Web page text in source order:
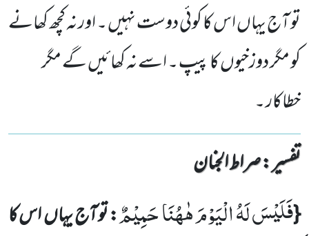
تو آج یہاں اس کا کوئی دوست نہیں ۔ اور نہ کچھ کھانے
کو مگر دوزخیوں کا پیپ ۔ اسے نہ کھائیں گے مگر
خطاکار ۔
تفسیر : ‎صراط الجنان
{فَلَیْسَ لَهُ الْیَوْمَ هٰهُنَا حَمِیْمٌ: تو آج یہاںاس کا